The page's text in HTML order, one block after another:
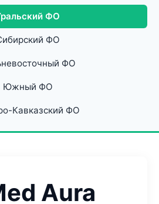
ФО
ФО
ФО
Южный ФО
Кавказский ФО
Aura